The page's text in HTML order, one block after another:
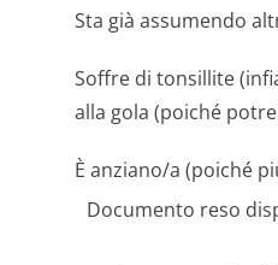
Sta già assumendo
Soffre di tonsillite
alla gola (poiché
È anziano/a (poiché
Documento reso